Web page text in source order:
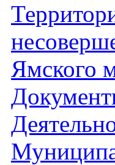
Ямского